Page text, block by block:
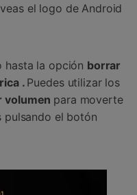
el logo de Android
hasta la opción borrar
. Puedes utilizar los
volumen para moverte
pulsando el botón